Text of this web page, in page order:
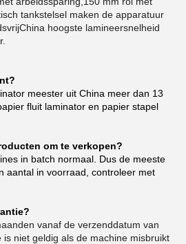
tankstelsel maken de apparatuur
hoogste lamineersnelheid
meester uit China meer dan 13
fluit laminator en papier stapel
om te verkopen?
in batch normaal. Dus de meeste
aantal in voorraad, controleer met
vanaf de verzenddatum van
niet geldig als de machine misbruikt